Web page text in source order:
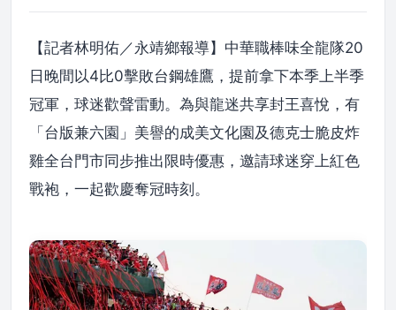
【記者林明佑／永靖鄉報導】中華職棒味全龍隊20
日晚間以4比0擊敗台鋼雄鷹，提前拿下本季上半季
冠軍，球迷歡聲雷動。為與龍迷共享封王喜悅，有
「台版兼六園」美譽的成美文化園及德克士脆皮炸
雞全台門市同步推出限時優惠，邀請球迷穿上紅色
戰袍，一起歡慶奪冠時刻。